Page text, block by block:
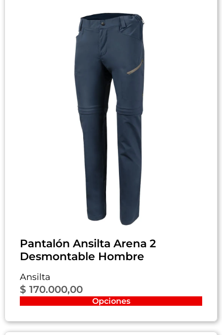
Pantalón Ansilta Arena 2
Desmontable Hombre
Ansilta
$ 170.000,00
Opciones